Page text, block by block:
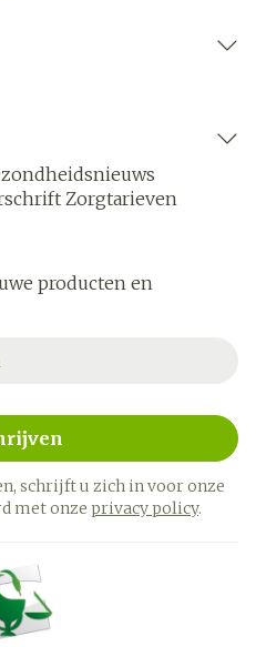
Zorgtarieven
producten en
schrijft u zich in voor onze
met onze privacy policy.